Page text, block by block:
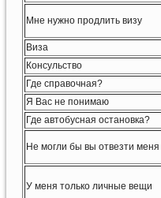
Мне нужно продлить визу
Виза
Консульство
Где справочная?
Я Вас не понимаю
Где автобусная остановка?
Не могли бы вы отвезти
У меня только личные вещи